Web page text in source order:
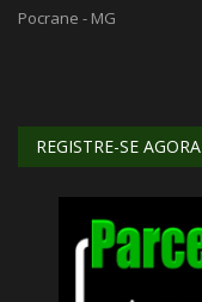
Pocrane - MG
REGISTRE-SE AGORA